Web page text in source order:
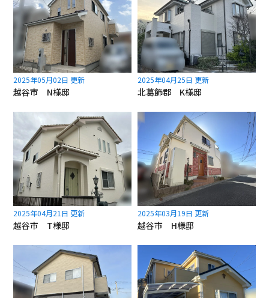
2025年05月02日 更新
越谷市 N様邸
2025年04月25日 更新
北葛飾郡 K様邸
2025年04月21日 更新
越谷市 T様邸
2025年03月19日 更新
越谷市 H様邸